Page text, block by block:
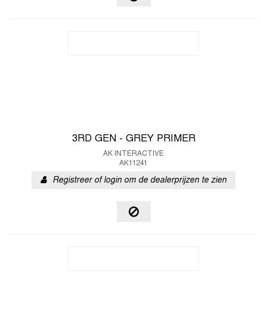
3RD GEN - GREY PRIMER
AK INTERACTIVE
AK11241
Registreer of login om de dealerprijzen te zien